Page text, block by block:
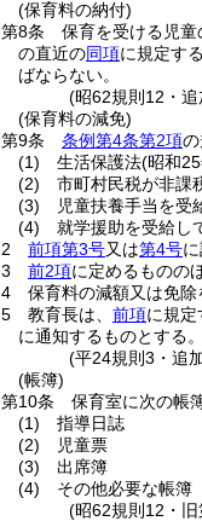
(保育料の納付)
第8条
保育を受ける児
の直近の同項に規定す
ばならない。
(昭62規則12・
(保育料の減免)
第9条
条例第4条第2項
(1)
生活保護法(昭和
(2)
市町村民税が非
(3)
児童扶養手当を
(4)
就学援助を受給
2
前項第3号又は第4号
3
前2項に定めるものの
4
保育料の減額又は免
5
教育長は、 前項に規
に通知するものとする。
(平24規則3・追
(帳簿)
第10条
保育室に次の帳
(1)
指導日誌
(2)
児童票
(3)
出席簿
(4)
その他必要な帳簿
(昭62規則12・